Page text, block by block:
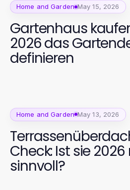
Home and Garden May 15, 2026
Gartenhaus
2026 das
definieren
Home and Garden May 13, 2026
Check: Ist sie
sinnvoll?